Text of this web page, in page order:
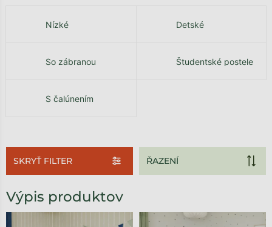
Nízké Detské
So zábranou Študentské postele
S čalúnením
SKRYŤ FILTER
Výpis produktov